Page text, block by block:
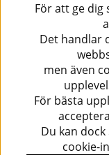
För att ge dig
Det handlar
men även
För bästa
Du kan
cookie-